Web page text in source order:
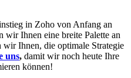
in Zoho von Anfang an
Ihnen eine breite Palette an
Ihnen, die optimale Strategie
uns, damit wir noch heute Ihre
können!